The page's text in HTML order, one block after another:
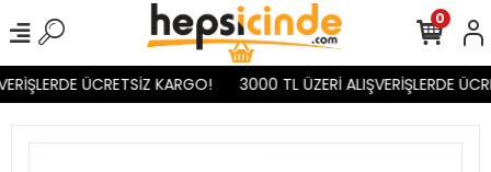
ÜCRETSİZ KARGO! 3000 TL ÜZERİ ALIŞVERİŞLERDE
0